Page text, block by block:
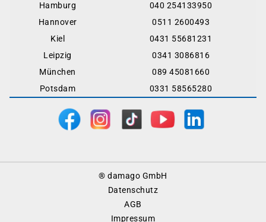
Hamburg
040 254133950
Hannover
0511 2600493
Kiel
0431 55681231
Leipzig
0341 3086816
München
089 45081660
Potsdam
0331 58565280
® damago GmbH
Datenschutz
AGB
Impressum